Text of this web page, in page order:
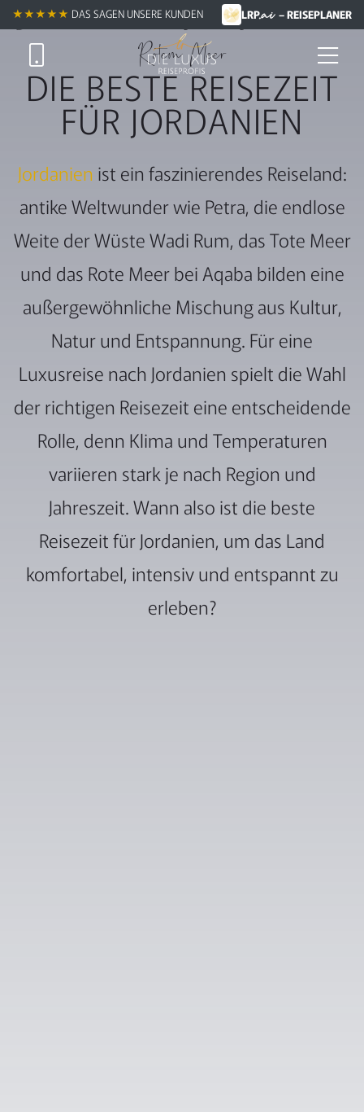
★★★★★ DAS SAGEN UNSERE KUNDEN LRP.ai – REISEPLANER
Luxusreisen zwischen Wüste, Weltkulturerbe &
Rotem Meer
DIE BESTE REISEZEIT
FÜR JORDANIEN
Jordanien ist ein faszinierendes Reiseland:
antike Weltwunder wie Petra, die endlose
Weite der Wüste Wadi Rum, das Tote Meer
und das Rote Meer bei Aqaba bilden eine
außergewöhnliche Mischung aus Kultur,
Natur und Entspannung. Für eine
Luxusreise nach Jordanien spielt die Wahl
der richtigen Reisezeit eine entscheidende
Rolle, denn Klima und Temperaturen
variieren stark je nach Region und
Jahreszeit. Wann also ist die beste
Reisezeit für Jordanien, um das Land
komfortabel, intensiv und entspannt zu
erleben?